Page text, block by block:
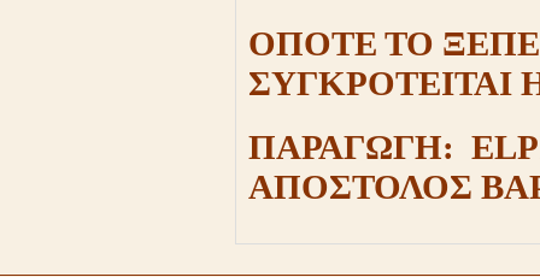
ΟΠΟΤΕ ΤΟ
ΣΥΓΚΡΟΤΕΙΤΑΙ
ΠΑΡΑΓΩΓΗ:
ΑΠΟΣΤΟΛΟΣ